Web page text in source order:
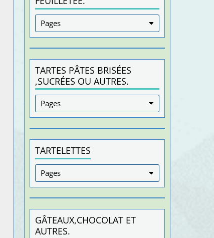
TARTES PÂTES BRISÉES
,SUCRÉES OU AUTRES.
TARTELETTES
GÂTEAUX,CHOCOLAT ET
AUTRES.